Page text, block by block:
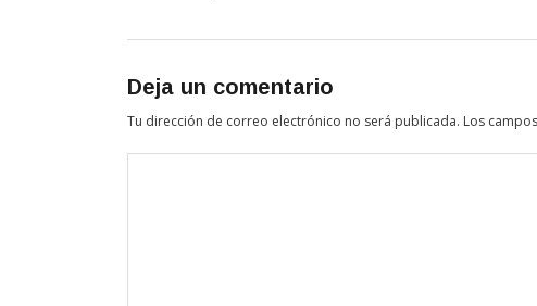
Deja un comentario
Tu dirección de correo electrónico no será publicada. Los